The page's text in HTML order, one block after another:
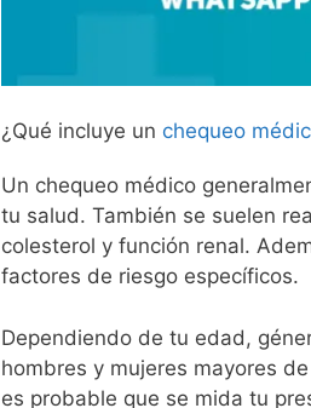
¿Qué incluye un chequeo
Un chequeo médico
tu salud. También se suelen
colesterol y función renal.
factores de riesgo específicos.
Dependiendo de tu edad,
hombres y mujeres mayores
es probable que se mida tu